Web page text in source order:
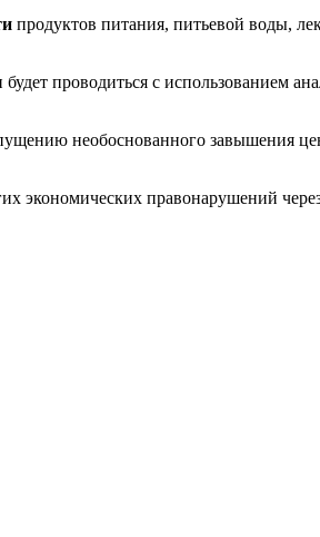
продуктов питания, питьевой воды,
проводиться с использованием
необоснованного завышения
экономических правонарушений